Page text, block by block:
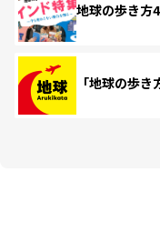
地球の歩き方
「地球の歩